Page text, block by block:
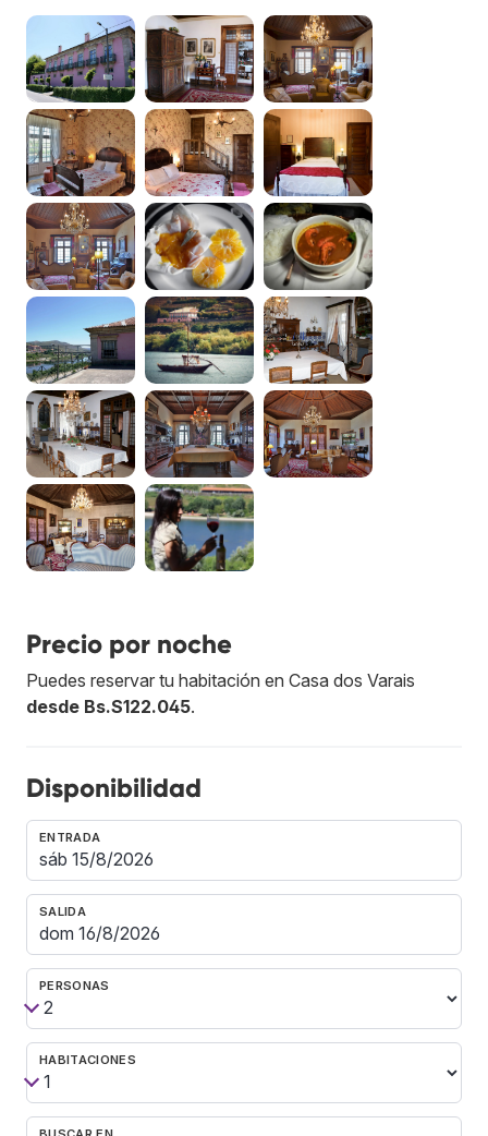
Precio por noche
Puedes reservar tu habitación en Casa dos Varais
desde Bs.S122.045.
Disponibilidad
ENTRADA
SALIDA
PERSONAS
HABITACIONES